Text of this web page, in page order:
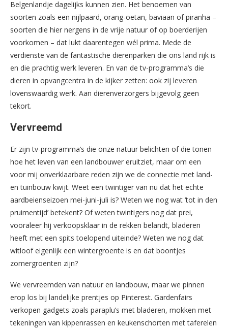
Belgenlandje dagelijks kunnen zien. Het benoemen van
soorten zoals een nijlpaard, orang-oetan, baviaan of piranha –
soorten die hier nergens in de vrije natuur of op boerderijen
voorkomen – dat lukt daarentegen wél prima. Mede de
verdienste van de fantastische dierenparken die ons land rijk is
en die prachtig werk leveren. En van de tv-programma’s die
dieren in opvangcentra in de kijker zetten: ook zij leveren
lovenswaardig werk. Aan dierenverzorgers bijgevolg geen
tekort.
Vervreemd
Er zijn tv-programma’s die onze natuur belichten of die tonen
hoe het leven van een landbouwer eruitziet, maar om een
voor mij onverklaarbare reden zijn we de connectie met land-
en tuinbouw kwijt. Weet een twintiger van nu dat het echte
aardbeienseizoen mei-juni-juli is? Weten we nog wat ‘tot in den
pruimentijd’ betekent? Of weten twintigers nog dat prei,
vooraleer hij verkoopsklaar in de rekken belandt, bladeren
heeft met een spits toelopend uiteinde? Weten we nog dat
witloof eigenlijk een wintergroente is en dat boontjes
zomergroenten zijn?
We vervreemden van natuur en landbouw, maar we pinnen
erop los bij landelijke prentjes op Pinterest. Gardenfairs
verkopen gadgets zoals paraplu’s met bladeren, mokken met
tekeningen van kippenrassen en keukenschorten met taferelen